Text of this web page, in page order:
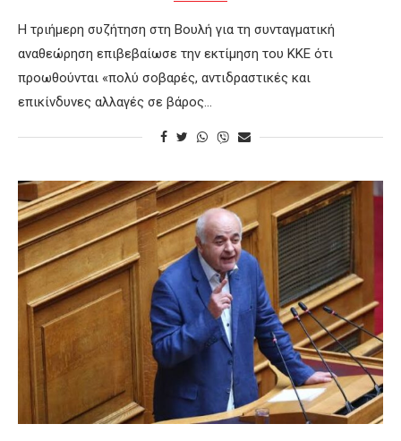
Η τριήμερη συζήτηση στη Βουλή για τη συνταγματική
αναθεώρηση επιβεβαίωσε την εκτίμηση του ΚΚΕ ότι
προωθούνται «πολύ σοβαρές, αντιδραστικές και
επικίνδυνες αλλαγές σε βάρος…